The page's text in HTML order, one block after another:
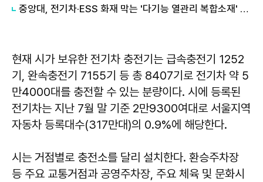
중앙대, 전기차·ESS 화재 막는 '다기능 열관리 복합소재' 개발
현재 시가 보유한 전기차 충전기는 급속충전기 1252
기, 완속충전기 7155기 등 총 8407기로 전기차 약 5
만4000대를 충전할 수 있는 분량이다. 시에 등록된
전기차는 지난 7월 말 기준 2만9300여대로 서울지역
자동차 등록대수(317만대)의 0.9%에 해당한다.
시는 거점별로 충전소를 달리 설치한다. 환승주차장
등 주요 교통거점과 공영주차장, 주요 체육 및 문화시